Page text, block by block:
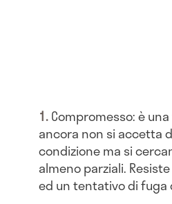
Compromesso: è
ancora non si accetta
condizione ma si
almeno parziali.
ed un tentativo di fuga